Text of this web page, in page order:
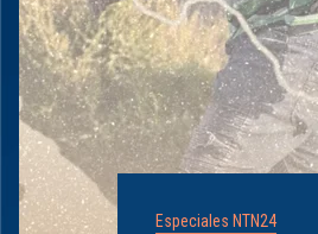
Especiales NTN24